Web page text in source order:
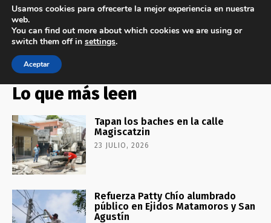
Lo que más leen
Tapan los baches en la calle
Magiscatzin
23 JULIO, 2026
Refuerza Patty Chío alumbrado
público en Ejidos Matamoros y San
Agustín